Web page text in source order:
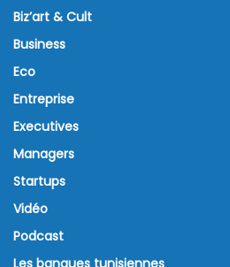
Biz’art & Cult
Business
Eco
Entreprise
Executives
Managers
Startups
Vidéo
Podcast